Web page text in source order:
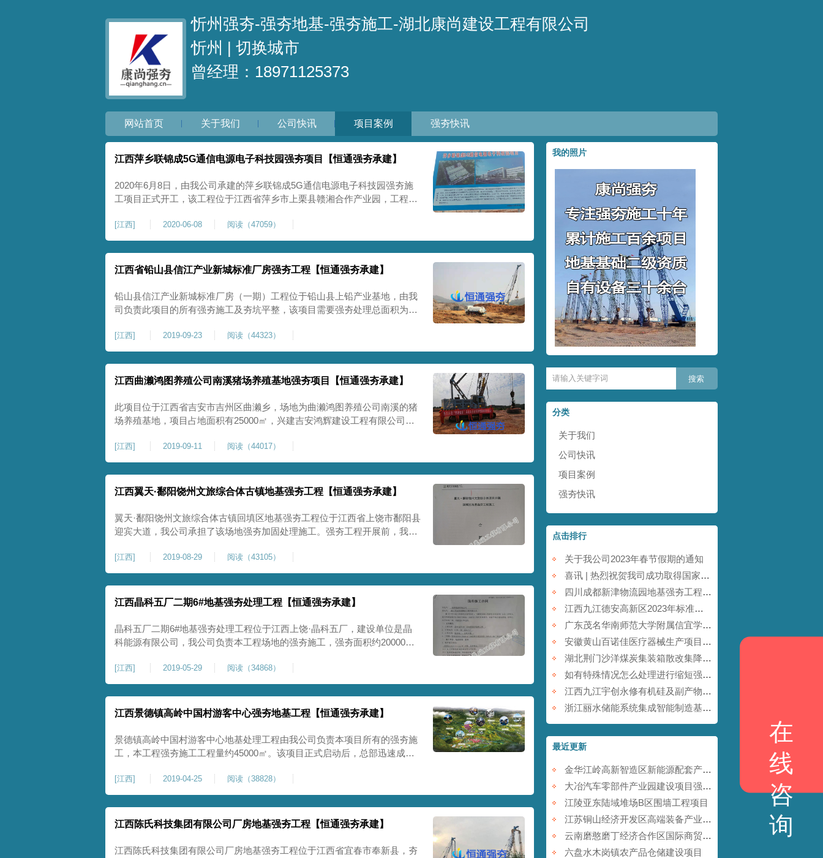
忻州强夯-强夯地基-强夯施工-湖北康尚建设工程有限公司
忻州 | 切换城市
曾经理：18971125373
网站首页 关于我们 公司快讯 项目案例 强夯快讯
江西萍乡联锦成5G通信电源电子科技园强夯项目【恒通强夯承建】
2020年6月8日，由我公司承建的萍乡联锦成5G通信电源电子科技园强夯施
工项目正式开工，该工程位于江西省萍乡市上栗县赣湘合作产业园，工程夯
固分两遍进行，即：点夯采用夯击能为2000千牛米夯击能进行强夯施工，夯
点间距为3×3米，正方形布置；第二遍满
[江西] 2020-06-08 阅读（47059）
江西省铅山县信江产业新城标准厂房强夯工程【恒通强夯承建】
铅山县信江产业新城标准厂房（一期）工程位于铅山县上铅产业基地，由我
司负责此项目的所有强夯施工及夯坑平整，该项目需要强夯处理总面积为
150Kpa，地基土有效加固深度7米内，有效加固土层内土层压缩模量不小于
10MPa。2019年08月15日，在公司的统
[江西] 2019-09-23 阅读（44323）
江西曲濑鸿图养殖公司南溪猪场养殖基地强夯项目【恒通强夯承建】
此项目位于江西省吉安市吉州区曲濑乡，场地为曲濑鸿图养殖公司南溪的猪
场养殖基地，项目占地面积有25000㎡，兴建吉安鸿辉建设工程有限公司，
计要求，地面不出现不均匀沉降，场地标高达到施工设计基准标高。我单位
根据设计技术要求，经仔细研究现编制
[江西] 2019-09-11 阅读（44017）
江西翼天·鄱阳饶州文旅综合体古镇地基强夯工程【恒通强夯承建】
翼天·鄱阳饶州文旅综合体古镇回填区地基强夯工程位于江西省上饶市鄱阳县
迎宾大道，我公司承担了该场地强夯加固处理施工。强夯工程开展前，我公
施工经验，设计出强夯施工方案，强夯置换施工方案。2019年8月29日，翼
天·鄱阳饶州文旅综合体古镇回
[江西] 2019-08-29 阅读（43105）
江西晶科五厂二期6#地基强夯处理工程【恒通强夯承建】
晶科五厂二期6#地基强夯处理工程位于江西上饶·晶科五厂，建设单位是晶
科能源有限公司，我公司负责本工程场地的强夯施工，强夯面积约20000
标后，我公司迅速组建工程项目部。委派具有丰富施工管理经验和综合协调
能力的项目经理担任该工程项目经理、项
[江西] 2019-05-29 阅读（34868）
江西景德镇高岭中国村游客中心强夯地基工程【恒通强夯承建】
景德镇高岭中国村游客中心地基处理工程由我公司负责本项目所有的强夯施
工，本工程强夯施工工程量约45000㎡。该项目正式启动后，总部迅速成立
工，工程施工设备、人员与项目管理班子于开工后一个星期内全部就位，开
始有序推进工程进度。根据地勘报告，
[江西] 2019-04-25 阅读（38828）
江西陈氏科技集团有限公司厂房地基强夯工程【恒通强夯承建】
江西陈氏科技集团有限公司厂房地基强夯工程位于江西省宜春市奉新县，夯
我的照片
分类
关于我们
公司快讯
项目案例
强夯快讯
点击排行
关于我公司2023年春节假期的通知
喜讯 | 热烈祝贺我司成功取得国家商标注册证书！
四川成都新津物流园地基强夯工程【康尚强夯建设】
江西九江德安高新区2023年标准厂房及配套基础设施建设项目【康尚强夯建设】
广东茂名华南师范大学附属信宜学校强夯地基项目【康尚强夯建设】
安徽黄山百诺佳医疗器械生产项目(一期)地基强夯工程【康尚强夯建设】
湖北荆门沙洋煤炭集装箱散改集降水强夯项目【康尚强夯建设】
如有特殊情况怎么处理进行缩短强夯施工的工期
江西九江宇创永修有机硅及副产物综合利用项目强夯工程【康尚强夯建设】
浙江丽水储能系统集成智能制造基地项目强夯工程【康尚强夯建设】
最近更新
金华江岭高新智造区新能源配套产业园强夯工程
大冶汽车零部件产业园建设项目强夯工程
江陵亚东陆域堆场B区围墙工程项目
江苏铜山经济开发区高端装备产业园提档升级项目强夯工程
云南磨憨磨丁经济合作区国际商贸围网区基础设施建设项目
六盘水木岗镇农产品仓储建设项目
在
线
咨
询